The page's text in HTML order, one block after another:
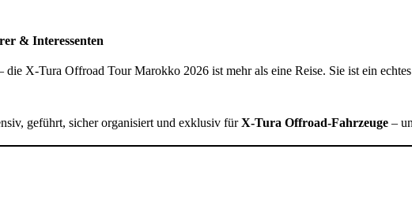
& Interessenten
die X-Tura Offroad Tour Marokko 2026 ist mehr als eine Reise. Sie ist ein
geführt, sicher organisiert und exklusiv fürX-Tura Offroad-Fahrzeuge –